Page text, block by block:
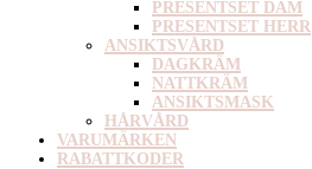
PRESENTSET DAM
PRESENTSET HERR
ANSIKTSVÅRD
DAGKRÄM
NATTKRÄM
ANSIKTSMASK
HÅRVÅRD
VARUMÄRKEN
RABATTKODER